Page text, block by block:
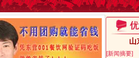
广饶县
河口区 黄河路
淮河路
都市自由人酒吧 多禾馅饼
东方肥牛王总店 大不同风味酒店
滇菌之家西二路店 东营人家老渔夫西城店
山
[新闻摘要]